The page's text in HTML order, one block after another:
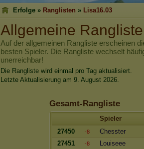
Erfolge » Ranglisten » Lisa16.03
Allgemeine
Auf der allgemeinen Rangliste erscheinen
besten Spieler. Die Rangliste wechselt
unerreichbar!
Die Rangliste wird einmal pro Tag aktualisiert.
Letzte Aktualisierung am 9. August 2026.
Gesamt-Rangliste
Spieler
27450
-8
Chesster
27451
-8
Louiseee